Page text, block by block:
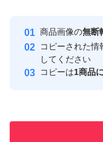
安心取引出品者
取引実績
商品画像の無断
コピーされた情
してください
コピーは1商品